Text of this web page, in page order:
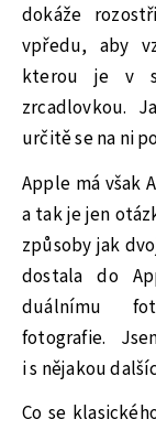
dokáže
vpředu, aby
kterou je v
zrcadlovkou.
určitě se na ni
Apple má však
a tak je jen
způsoby jak
dostala do
duálnímu
fotografie.
i s nějakou
Co se